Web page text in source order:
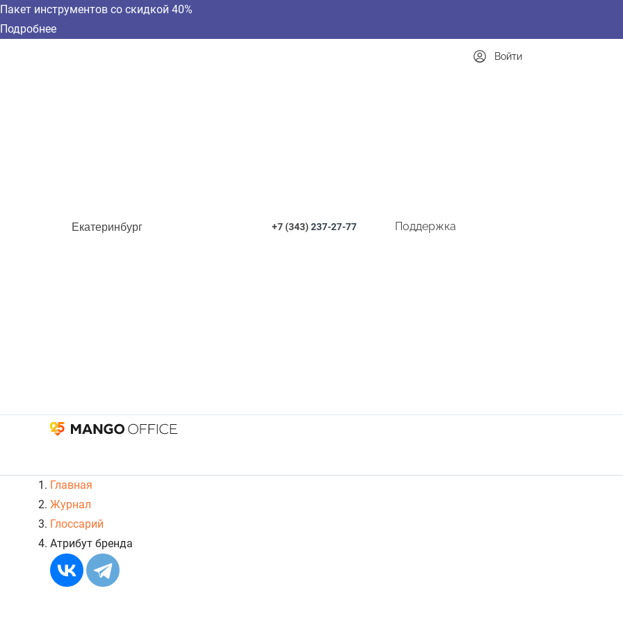
Пакет инструментов со скидкой 40%
Подробнее
Екатеринбург +7 (343)237-27-77 Поддержка
Войти
Главная
Журнал
Глоссарий
Атрибут бренда